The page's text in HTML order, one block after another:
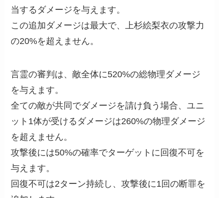
当するダメージを与えます。
この追加ダメージは最大で、上杉絵梨衣の攻撃力
の20%を超えません。
言霊の審判は、敵全体に520%の総物理ダメージ
を与えます。
全ての敵が共同でダメージを請け負う場合、ユニ
ット1体が受けるダメージは260%の物理ダメージ
を超えません。
攻撃後には50%の確率でターゲットに回復不可を
与えます。
回復不可は2ターン持続し、攻撃後に1回の断罪を